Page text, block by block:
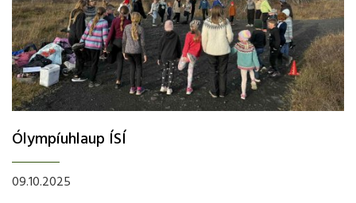
Ólympíuhlaup ÍSÍ
09.10.2025